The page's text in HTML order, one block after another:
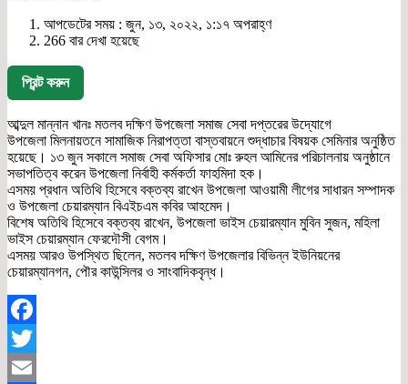
আপডেটের সময় : জুন, ১৩, ২০২২, ১:১৭ অপরাহ্ণ
266 বার দেখা হয়েছে
প্রিন্ট করুন
আব্দুল মান্নান খানঃ মতলব দক্ষিণ উপজেলা সমাজ সেবা দপ্তরের উদ্যোগে
উপজেলা মিলনায়তনে সামাজিক নিরাপত্তা বাস্তবায়নে শুদ্ধাচার বিষয়ক সেমিনার অনুষ্ঠিত
হয়েছে। ১৩ জুন সকালে সমাজ সেবা অফিসার মোঃ রুহল আমিনের পরিচালনায় অনুষ্ঠানে
সভাপতিত্ব করেন উপজেলা নির্বাহী কর্মকর্তা ফাহমিদা হক।
এসময় প্রধান অতিথি হিসেবে বক্তব্য রাখেন উপজেলা আওয়ামী লীগের সাধারন সম্পাদক
ও উপজেলা চেয়ারম্যান বিএইচএম কবির আহমেদ।
বিশেষ অতিথি হিসেবে বক্তব্য রাখেন, উপজেলা ভাইস চেয়ারম্যান মুবিন সুজন, মহিলা
ভাইস চেয়ারম্যান ফেরদৌসী বেগম।
এসময় আরও উপস্থিত ছিলেন, মতলব দক্ষিণ উপজেলার বিভিন্ন ইউনিয়নের
চেয়ারম্যানগন, পৌর কাউন্সিলর ও সাংবাদিকবৃন্ধ।
Facebook
Twitter